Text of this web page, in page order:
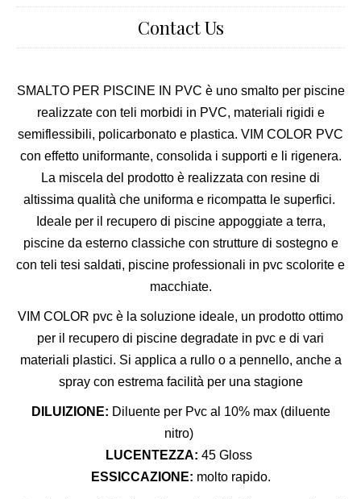
Contact Us
SMALTO PER PISCINE IN PVC èuno smalto per piscine
realizzate con teli morbidi in PVC, materiali rigidi e
semiflessibili, policarbonato e plastica. VIM COLOR PVC
con effetto uniformante, consolida i supporti e li rigenera.
La miscela del prodotto è realizzata con resine di
altissima qualità che uniforma e ricompatta le superfici.
Ideale per il recupero di piscine appoggiate a terra,
piscine da esterno classiche con strutture di sostegno e
con teli tesi saldati, piscine professionali in pvc scolorite e
macchiate.
VIM COLOR pvc è la soluzione ideale, un prodotto ottimo
per il recupero di piscine degradate in pvc e di vari
materiali plastici. Si applica a rullo o a pennello, anche a
spray con estrema facilità per una stagione
DILUIZIONE: Diluente per Pvc al 10% max (diluente
nitro)
LUCENTEZZA: 45 Gloss
ESSICCAZIONE: molto rapido.